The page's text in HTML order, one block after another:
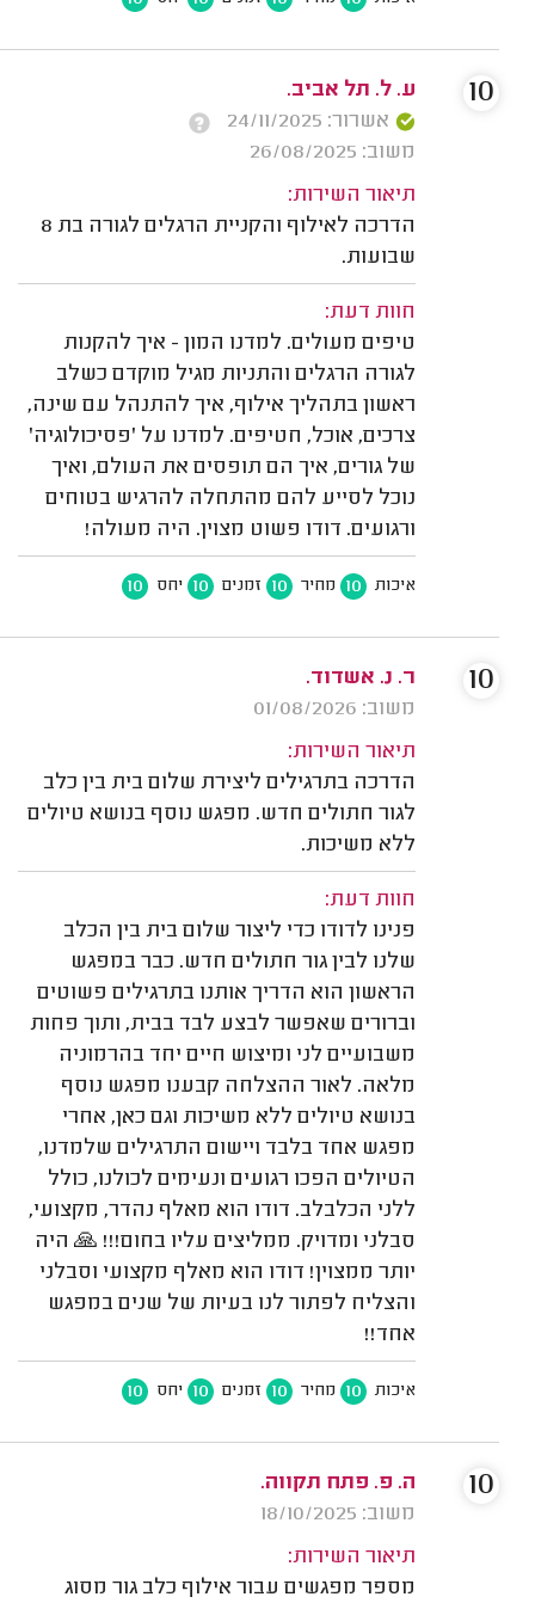
ע. ל. תל אביב.
אשרור: 24/11/2025
משוב: 26/08/2025
תיאור השירות:
הדרכה לאילוף והקניית הרגלים לגורה בת 8
שבועות.
חוות דעת:
טיפים מעולים. למדנו המון - איך להקנות
לגורה הרגלים והתניות מגיל מוקדם כשלב
ראשון בתהליך אילוף, איך להתנהל עם שינה,
צרכים, אוכל, חטיפים. למדנו על 'פסיכולוגיה'
של גורים, איך הם תופסים את העולם, ואיך
נוכל לסייע להם מהתחלה להרגיש בטוחים
ורגועים. דודו פשוט מצוין. היה מעולה!
איכות 10 מחיר 10 זמנים 10 יחס 10
10
ר. נ. אשדוד.
משוב: 01/08/2026
תיאור השירות:
הדרכה בתרגילים ליצירת שלום בית בין כלב
לגור חתולים חדש. מפגש נוסף בנושא טיולים
ללא משיכות.
חוות דעת:
פנינו לדודו כדי ליצור שלום בית בין הכלב
שלנו לבין גור חתולים חדש. כבר במפגש
הראשון הוא הדריך אותנו בתרגילים פשוטים
וברורים שאפשר לבצע לבד בבית, ותוך פחות
משבועיים לני ומיצוש חיים יחד בהרמוניה
מלאה. לאור ההצלחה קבענו מפגש נוסף
בנושא טיולים ללא משיכות וגם כאן, אחרי
מפגש אחד בלבד ויישום התרגילים שלמדנו,
הטיולים הפכו רגועים ונעימים לכולנו, כולל
ללני הכלבלב. דודו הוא מאלף נהדר, מקצועי,
סבלני ומדויק. ממליצים עליו בחום!!! 🙏 היה
יותר ממצוין! דודו הוא מאלף מקצועי וסבלני
והצליח לפתור לנו בעיות של שנים במפגש
אחד!!
איכות 10 מחיר 10 זמנים 10 יחס 10
10
ה. פ. פתח תקווה.
משוב: 18/10/2025
תיאור השירות:
מספר מפגשים עבור אילוף כלב גור מסוג
10